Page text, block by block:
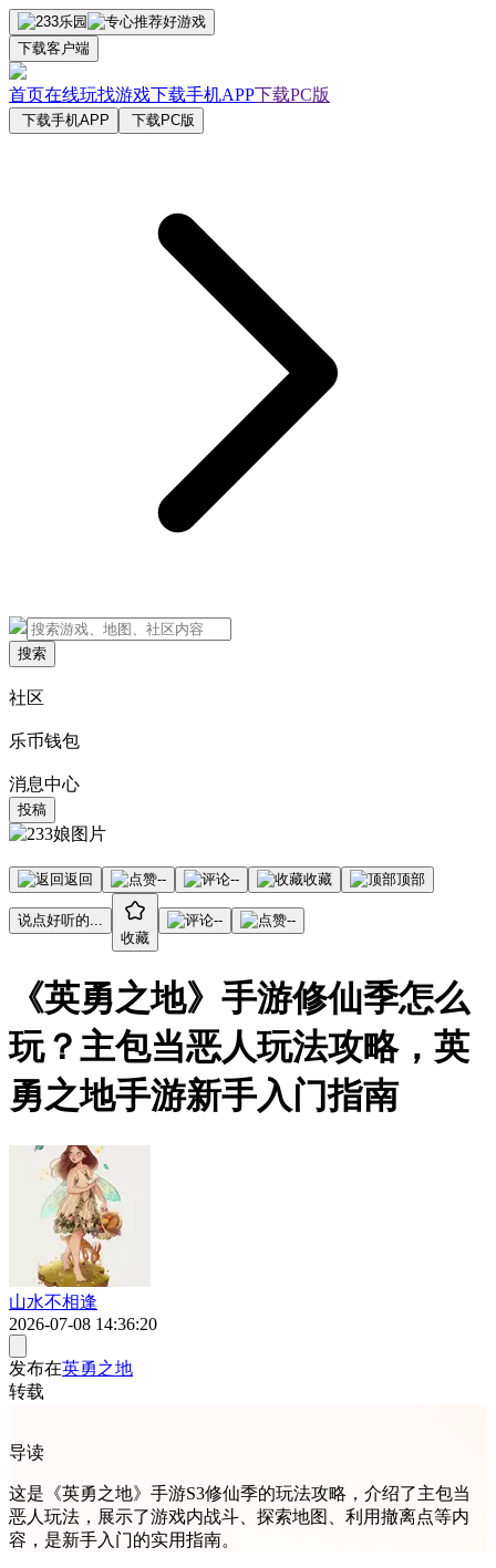
下载客户端
首页在线玩找游戏下载手机APP下载PC版
下载手机APP 下载PC版
搜索
社区
乐币钱包
消息中心
投稿
返回 -- -- 收藏 顶部
说点好听的...
收藏
-- --
《英勇之地》手游修仙季怎么
玩？主包当恶人玩法攻略，英
勇之地手游新手入门指南
山水不相逢
2026-07-08 14:36:20
发布在英勇之地
转载
导读
这是《英勇之地》手游S3修仙季的玩法攻略，介绍了主包当
恶人玩法，展示了游戏内战斗、探索地图、利用撤离点等内
容，是新手入门的实用指南。